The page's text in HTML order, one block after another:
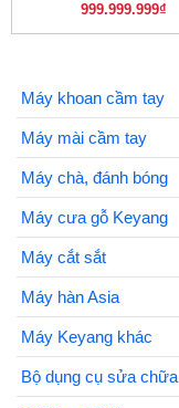
999.999.999₫
Máy khoan cầm tay
Máy mài cầm tay
Máy chà, đánh bóng
Máy cưa gỗ Keyang
Máy cắt sắt
Máy hàn Asia
Máy Keyang khác
Bộ dụng cụ sửa chữa